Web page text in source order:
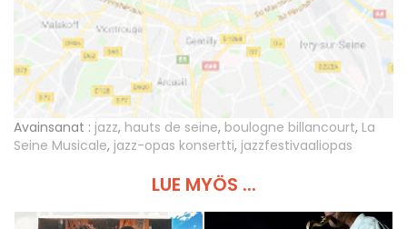
Avainsanat : jazz, hauts de seine, boulogne billancourt, La
Seine Musicale, jazz-opas konsertti, jazzfestivaaliopas
LUE MYÖS ...